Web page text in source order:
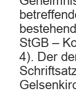
StGB –
4). Der